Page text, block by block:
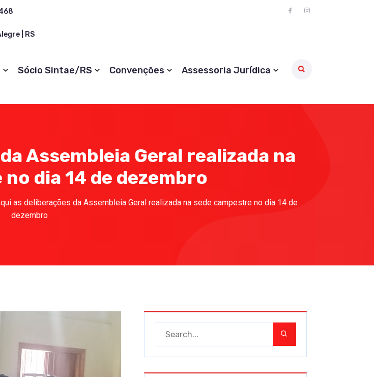
| RS
Sócio Sintae/RS Convenções Assessoria Jurídica
Assembleia Geral realizada na
dia 14 de dezembro
as deliberações da Assembleia Geral realizada na sede campestre no dia 14 de
dezembro